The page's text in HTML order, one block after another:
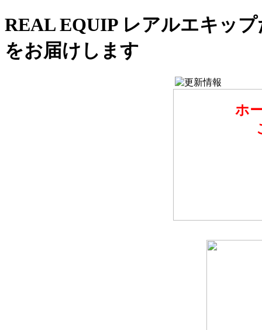
REAL EQUIP レアルエキッ
をお届けします
ホ